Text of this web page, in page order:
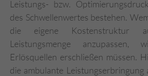
Leistungs- bzw.
des Schwellenwertes bestehen.
die eigene Kostenstruktur
Leistungsmenge anzupassen,
Erlösquellen erschließen müssen.
die ambulante Leistungserbringung